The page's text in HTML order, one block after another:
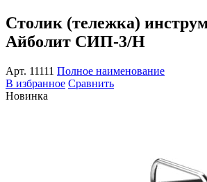
Столик (тележка)
Айболит СИП-3/Н
Арт. 11111 Полное наименование
В избранное Сравнить
Новинка